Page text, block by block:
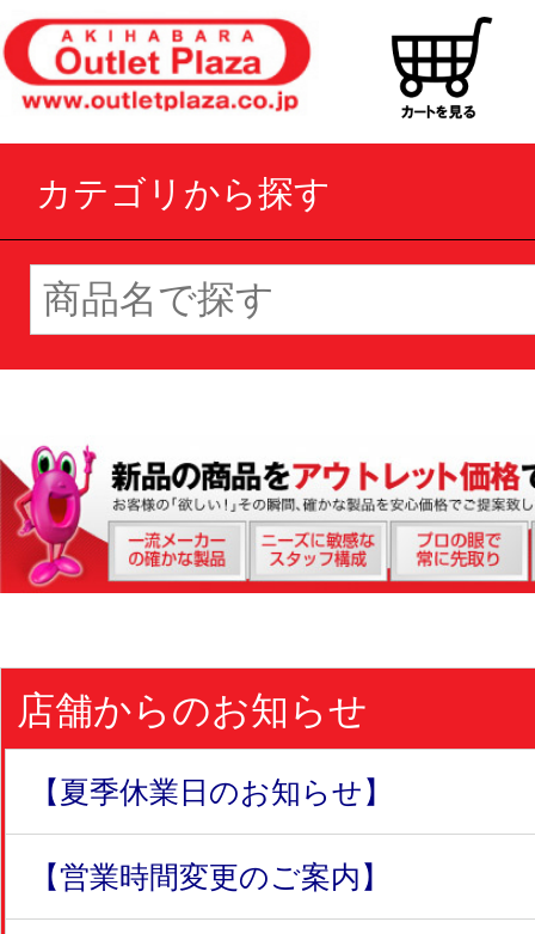
カテゴリから探す
店舗からのお知らせ
【夏季休業日のお知らせ】
【営業時間変更のご案内】